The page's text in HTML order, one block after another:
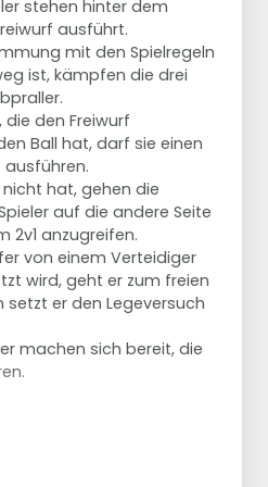
herum
zum Mittelkreis, steht
Fuß und geht dann zur
Torversuch und maximal
verfehlt, wird zum
unsportlichen Fehler
an oder drängt den
des Spielfelds
stehen hinter dem
ausführt.
mit den Spielregeln
ist, kämpfen die drei
die den Freiwurf
Ball hat, darf sie einen
ausführen.
nicht hat, gehen die
auf die andere Seite
2v1 anzugreifen.
von einem Verteidiger
wird, geht er zum freien
setzt er den Legeversuch
machen sich bereit, die